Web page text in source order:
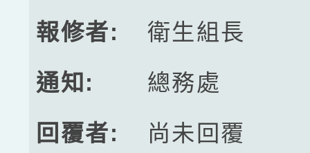
衛生組長
總務處
尚未回覆